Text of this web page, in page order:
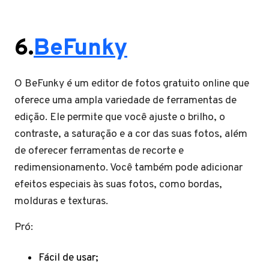
6.BeFunky
O BeFunky é um editor de fotos gratuito online que
oferece uma ampla variedade de ferramentas de
edição. Ele permite que você ajuste o brilho, o
contraste, a saturação e a cor das suas fotos, além
de oferecer ferramentas de recorte e
redimensionamento. Você também pode adicionar
efeitos especiais às suas fotos, como bordas,
molduras e texturas.
Pró:
Fácil de usar;